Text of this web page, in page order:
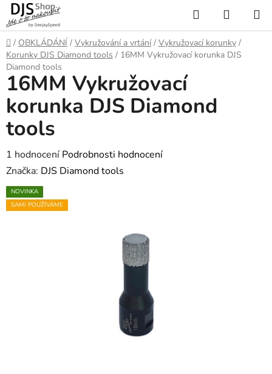
Přejít
na
obsah
Hledat
KOŠÍK
Domů
/ OBKLÁDÁNÍ / Vykružování a vrtání / Vykružovací korunky /
Korunky DJS Diamond tools / 16MM Vykružovací korunka DJS
Diamond tools
16MM Vykružovací
korunka DJS Diamond
tools
Průměrné
hodnocení
produktu
je
1 hodnocení Podrobnosti hodnocení
Značka: DJS Diamond tools
NOVINKA
SAMI POUŽÍVÁME